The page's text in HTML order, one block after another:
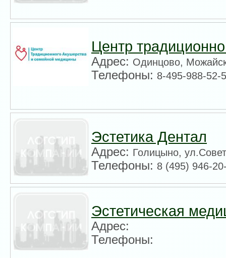
Центр
Адрес:Одинцово,
Телефоны:8-495-988-52-
Эстетика Дентал
Адрес:Голицыно,
Телефоны:8 (495) 946-
Эстетическая
Адрес:
Телефоны: